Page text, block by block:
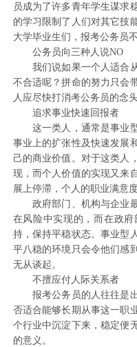
员成为了许多青年学生谋求
的学习限制了人们对其它技
大学毕业生们，报考公务员
公务员向三种人说NO
我们说如果一个人适合从
不合适呢？拼命的努力只会
人应尽快打消考公务员的念头
追求事业快速回报者
这一类人，通常是事业型
事业上的扩张性及快速发展
己的商业价值。对于这类人
现，而个人价值的实现又来
展上停滞，个人的职业满意
政府部门、机构与企业最
在风险中实现的，而在政
持，保持平稳状态。事业型
平八稳的环境只会令他们感
无从谈起。
不擅应付人际关系者
报考公务员的人往往是出
否适合能够长期从事这一职
个行业中沉淀下来，稳定便
的意义。